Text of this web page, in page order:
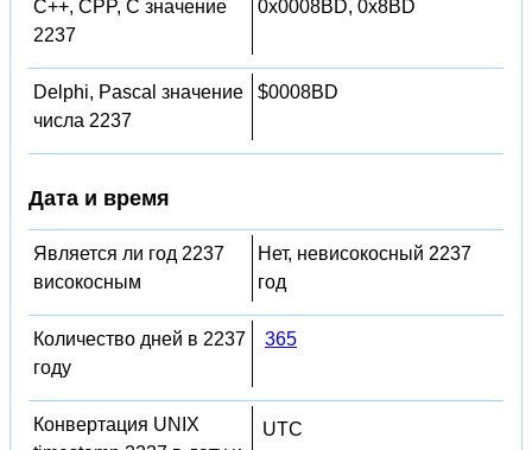
C++, CPP, C значение
2237
0x0008BD, 0x8BD
Delphi, Pascal значение
числа 2237
$0008BD
Дата и время
Является ли год 2237
високосным
Нет, невисокосный 2237
год
Количество дней в 2237
году
365
Конвертация UNIX
UTC